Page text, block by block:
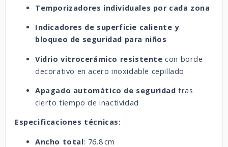
Temporizadores individuales por cada zona
Indicadores de superficie caliente y
bloqueo de seguridad para niños
Vidrio vitrocerámico resistente con borde
decorativo en acero inoxidable cepillado
Apagado automático de seguridad tras
cierto tiempo de inactividad
Especificaciones técnicas:
Ancho total: 76.8 cm